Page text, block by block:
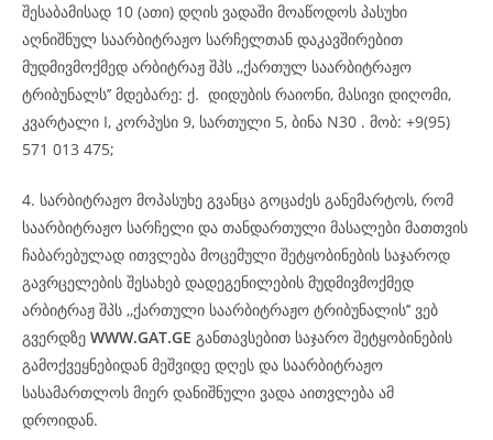
შესაბამისად 10 (ათი) დღის ვადაში მოაწოდოს პასუხი
აღნიშნულ საარბიტრაჟო სარჩელთან დაკავშირებით
მუდმივმოქმედ არბიტრაჟ შპს ,,ქართულ საარბიტრაჟო
ტრიბუნალს’’ მდებარე: ქ. დიდუბის რაიონი, მასივი დიღომი,
კვარტალი I, კორპუსი 9, სართული 5, ბინა N30 . მობ: +9(95)
571 013 475;
4. სარბიტრაჟო მოპასუხე გვანცა გოცაძეს განემარტოს, რომ
საარბიტრაჟო სარჩელი და თანდართული მასალები მათთვის
ჩაბარებულად ითვლება მოცემული შეტყობინების საჯაროდ
გავრცელების შესახებ დადეგენილების მუდმივმოქმედ
არბიტრაჟ შპს ,,ქართული საარბიტრაჟო ტრიბუნალის’’ ვებ
გვერდზე WWW.GAT.GE განთავსებით საჯარო შეტყობინების
გამოქვეყნებიდან მეშვიდე დღეს და საარბიტრაჟო
სასამართლოს მიერ დანიშნული ვადა აითვლება ამ
დროიდან.